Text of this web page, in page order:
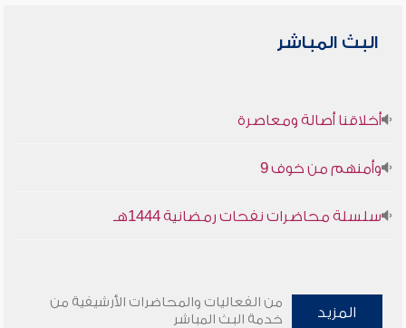
البث المباشر
أخلاقنا أصالة ومعاصرة
وأمنهم من خوف 9
سلسلة محاضرات نفحات رمضانية 1444هـ
المزيد
من الفعاليات والمحاضرات الأرشيفية من
خدمة البث المباشر